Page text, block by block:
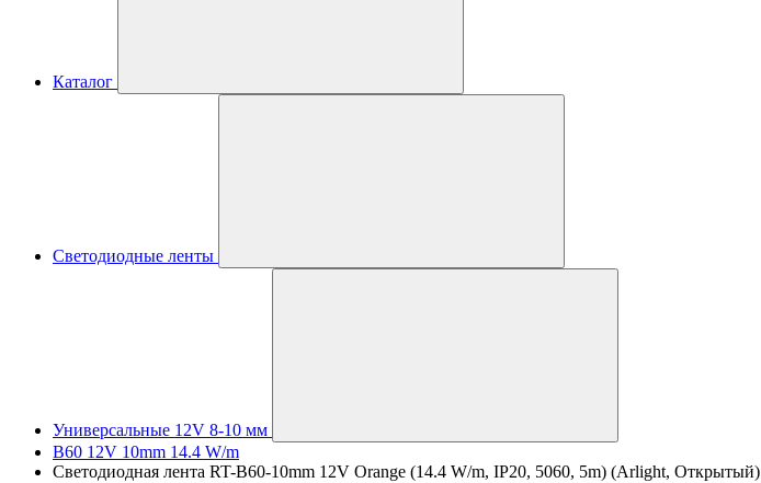
Каталог
Светодиодные ленты
Универсальные 12V 8-10 мм
B60 12V 10mm 14.4 W/m
Светодиодная лента RT-B60-10mm 12V Orange (14.4 W/m, IP20, 5060, 5m) (Arlight, Открытый)